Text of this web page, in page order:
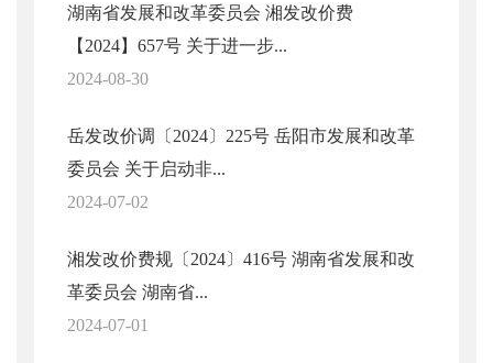
湖南省发展和改革委员会 湘发改价费
【2024】657号 关于进一步...
2024-08-30
岳发改价调〔2024〕225号 岳阳市发展和改革
委员会 关于启动非...
2024-07-02
湘发改价费规〔2024〕416号 湖南省发展和改
革委员会 湖南省...
2024-07-01